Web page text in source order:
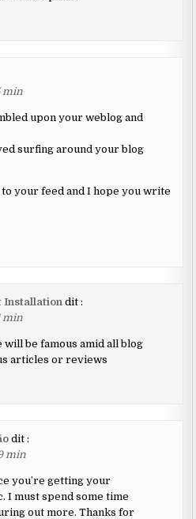
min
upon your weblog and
surfing around your blog
your feed and I hope you write
Installation dit :
min
be famous amid all blog
articles or reviews
dit :
min
you’re getting your
I must spend some time
out more. Thanks for